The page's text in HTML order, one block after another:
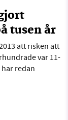
tusen år
att risken att
var 11-
redan